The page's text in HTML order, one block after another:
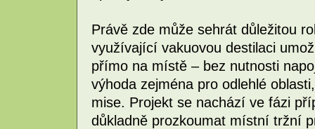
Právě zde může sehrát důležitou
využívající vakuovou destilaci
přímo na místě – bez nutnosti
výhoda zejména pro odlehlé
mise. Projekt se nachází ve fázi
důkladně prozkoumat místní tržní